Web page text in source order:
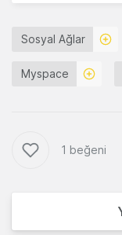
Sosyal Ağlar
Myspace
1 beğeni